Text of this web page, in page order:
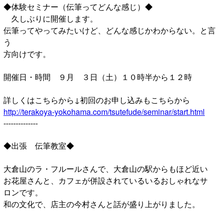
◆体験セミナー（伝筆ってどんな感じ）◆
久しぶりに開催します。
伝筆ってやってみたいけど、どんな感じかわからない。と言
う
方向けです。
開催日・時間 ９月 ３日（土）１０時半から１２時
詳しくはこちらから↓初回のお申し込みもこちらから
http://terakoya-yokohama.com/tsutefude/seminar/start.html
--------------
◆出張 伝筆教室◆
大倉山のラ・フルールさんで、大倉山の駅からもほど近い
お花屋さんと、カフェが併設されているいるおしゃれなサ
ロンです。
和の文化で、店主の今村さんと話が盛り上がりました。